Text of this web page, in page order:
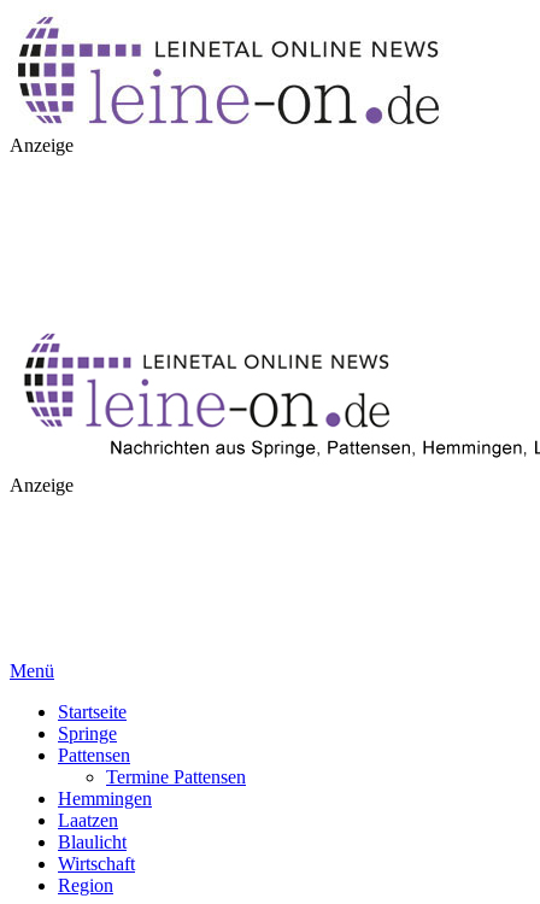
Anzeige
Anzeige
Menü
Startseite
Springe
Pattensen
Termine Pattensen
Hemmingen
Laatzen
Blaulicht
Wirtschaft
Region